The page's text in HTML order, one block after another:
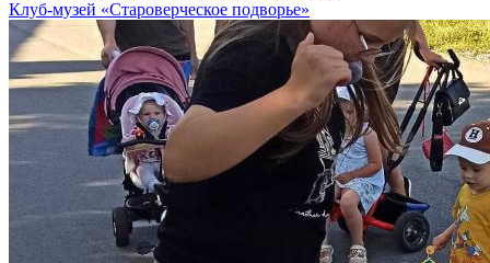
Клуб-музей «Староверческое подворье»